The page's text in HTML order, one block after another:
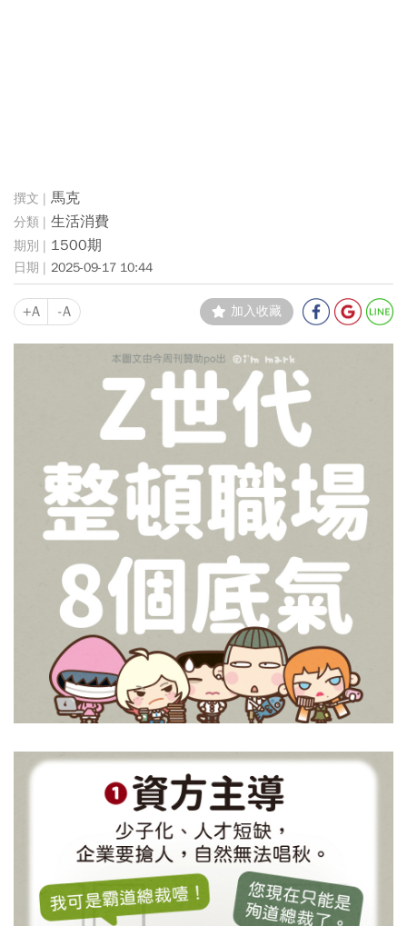
馬克
生活消費
1500期
2025-09-17 10:44
+A -A 加入收藏